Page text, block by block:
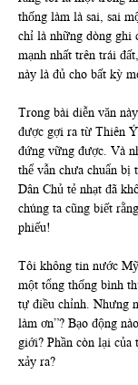
thống làm là sai, sai
chỉ là những dòng ghi
mạnh nhất trên trái
này là đủ cho bất kỳ
Trong bài diễn văn
được gợi ra từ Thiên
đứng vững được. Và
thể vẫn chưa chuẩn
Dân Chủ tẻ nhạt đã
chúng ta cũng biết
phiếu!
Tôi không tin nước
một tổng thống bình
tự điều chỉnh. Nhưng
làm ơn”? Bạo động
giới? Phần còn lại của
xảy ra?